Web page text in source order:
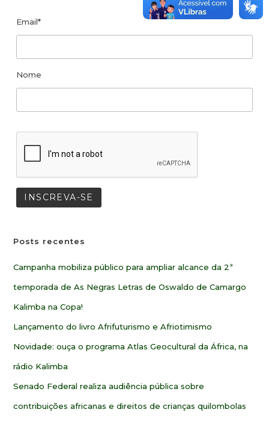
Email*
Nome
Posts recentes
Campanha mobiliza público para ampliar alcance da 2ª
temporada de As Negras Letras de Oswaldo de Camargo
Kalimba na Copa!
Lançamento do livro Afrifuturismo e Afriotimismo
Novidade: ouça o programa Atlas Geocultural da África, na
rádio Kalimba
Senado Federal realiza audiência pública sobre
contribuições africanas e direitos de crianças quilombolas